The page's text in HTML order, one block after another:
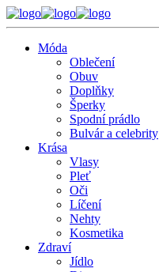
Móda
Oblečení
Obuv
Doplňky
Šperky
Spodní prádlo
Bulvár a celebrity
Krása
Vlasy
Pleť
Oči
Líčení
Nehty
Kosmetika
Zdraví
Jídlo